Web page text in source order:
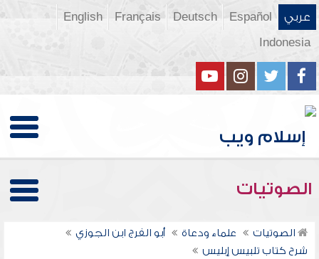
عربي Español
Deutsch
Français
English
Indonesia
الصوتيات
الصوتيات علماء ودعاة
أبو الفرج ابن الجوزي
شرح كتاب تلبيس إبليس